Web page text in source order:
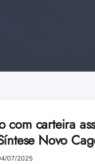
com carteira
Novo
07/2025